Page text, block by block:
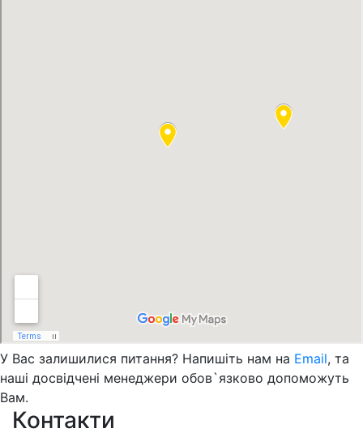
У Вас залишилися питання? Напишіть нам на Email, та
наші досвідчені менеджери обов`язково допоможуть
Вам.
Контакти